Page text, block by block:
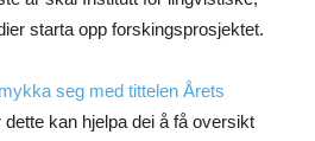
starta opp forskingsprosjektet.
seg med tittelen Årets
dette kan hjelpa dei å få oversikt